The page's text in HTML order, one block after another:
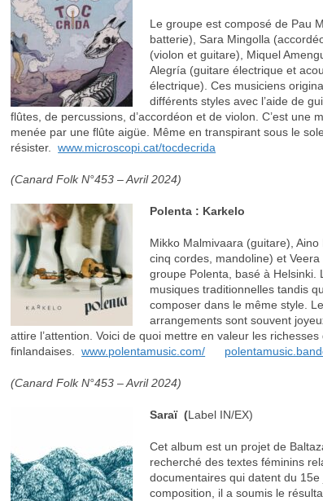
Le groupe est composé de Pau
batterie), Sara Mingolla
(violon et guitare), Miquel
Alegría (guitare électrique et
électrique). Ces musiciens
différents styles avec l’aide de
flûtes, de percussions, d’accordéon et de violon. C’est une
menée par une flûte aigüe. Même en transpirant sous le
résister.www.microscopi.cat/tocdecrida
(Canard Folk N°453 – Avril 2024)
Polenta : Karkelo
Mikko Malmivaara (guitare),
cinq cordes, mandoline) et
groupe Polenta, basé à
musiques traditionnelles tandis
composer dans le même style.
arrangements sont souvent
attire l’attention. Voici de quoi mettre en valeur les
finlandaises.www.polentamusic.com/
(Canard Folk N°453 – Avril 2024)
Saraï (Label IN/EX)
Cet album est un projet de
recherché des textes féminins
documentaires qui datent du 15e
composition, il a soumis le